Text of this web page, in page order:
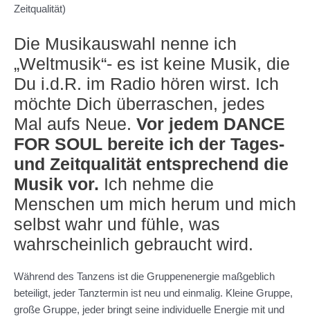
Zeitqualität)
Die Musikauswahl nenne ich
„Weltmusik“- es ist keine Musik, die
Du i.d.R. im Radio hören wirst. Ich
möchte Dich überraschen, jedes
Mal aufs Neue. Vor jedem DANCE
FOR SOUL bereite ich der Tages-
und Zeitqualität entsprechend die
Musik vor. Ich nehme die
Menschen um mich herum und mich
selbst wahr und fühle, was
wahrscheinlich gebraucht wird.
Während des Tanzens ist die Gruppenenergie maßgeblich
beteiligt, jeder Tanztermin ist neu und einmalig. Kleine Gruppe,
große Gruppe, jeder bringt seine individuelle Energie mit und